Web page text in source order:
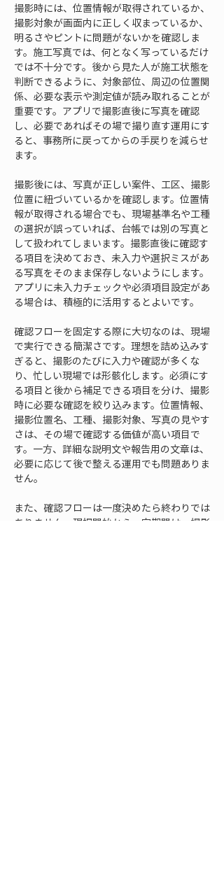
撮影時には、位置情報が取得されているか、
撮影対象が画面内に正しく収まっているか、
明るさやピントに問題がないかを確認しま
す。施工写真では、何となく写っているだけ
では不十分です。後から見た人が施工状態を
判断できるように、対象部位、周辺の位置関
係、必要な表示や測定値が読み取れることが
重要です。アプリで撮影直後に写真を確認
し、必要であればその場で撮り直す運用にす
ると、事務所に戻ってからの手戻りを減らせ
ます。
撮影後には、写真が正しい案件、工区、撮影
位置に紐づいているかを確認します。位置情
報が取得される場合でも、現場基準名や工種
の選択が誤っていれば、台帳では別の写真と
して扱われてしまいます。撮影直後に確認す
る項目を決めておき、未入力や選択ミスがあ
る写真をそのまま保存しないようにします。
アプリに未入力チェックや必須項目設定があ
る場合は、積極的に活用するとよいです。
確認フローを固定する際に大切なのは、現場
で実行できる簡潔さです。理想を詰め込みす
ぎると、撮影のたびに入力や確認が多くな
り、忙しい現場では形骸化します。必須にす
る項目と後から補足できる項目を分け、撮影
時に必要な確認を絞り込みます。位置情報、
撮影位置名、工種、撮影対象、写真の見やす
さは、その場で確認する価値が高い項目で
す。一方、詳細な説明文や報告用の文章は、
必要に応じて後で整える運用でも問題ありま
せん。
また、確認フローは一度決めたら終わりでは
ありません。現場開始から一定期間は、撮影